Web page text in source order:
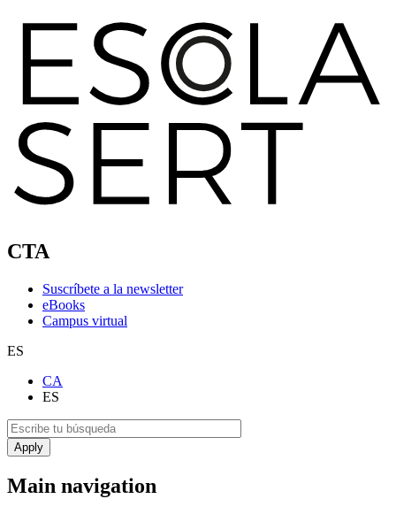
CTA
Suscríbete a la newsletter
eBooks
Campus virtual
ES
CA
ES
Main navigation